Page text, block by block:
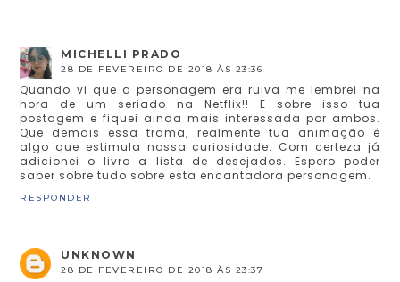
MICHELLI PRADO
28 DE FEVEREIRO DE 2018 ÀS 23:36
Quando vi que a personagem era ruiva me lembrei na
hora de um seriado na Netflix!! E sobre isso tua
postagem e fiquei ainda mais interessada por ambos.
Que demais essa trama, realmente tua animação é
algo que estimula nossa curiosidade. Com certeza já
adicionei o livro a lista de desejados. Espero poder
saber sobre tudo sobre esta encantadora personagem.
RESPONDER
UNKNOWN
28 DE FEVEREIRO DE 2018 ÀS 23:37